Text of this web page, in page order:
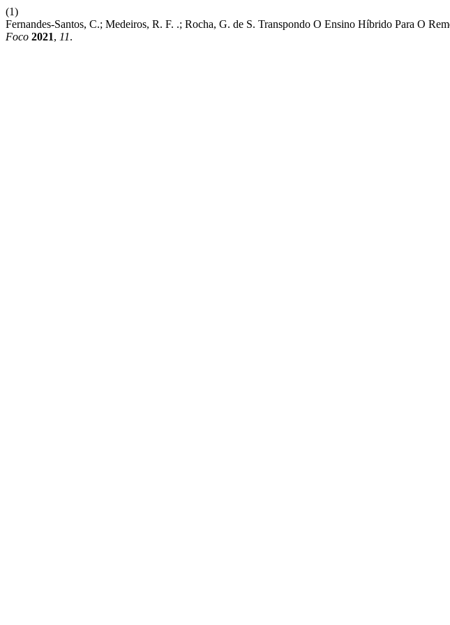
(1)
Fernandes-Santos, C.; Medeiros, R. F. .; Rocha, G. de S. Transpondo O Ensino Híbrido Para O
Foco 2021, 11.